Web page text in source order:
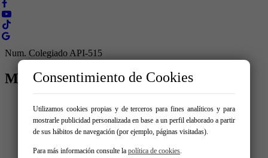
Num. Colegiado API-515
MENÚ
Inicio
Comprar
Alquilar
Traspaso
Vende tu inmueble
Consentimiento de Cookies
Utilizamos cookies propias y de terceros para fines analíticos y para
mostrarle publicidad personalizada en base a un perfil elaborado a partir
de sus hábitos de navegación (por ejemplo, páginas visitadas).
Para más información consulte la política de cookies.